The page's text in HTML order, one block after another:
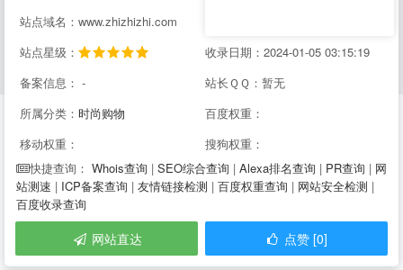
站点域名：www.zhizhizhi.com
站点星级：
收录日期：2024-01-05 03:15:19
备案信息： -
站长ＱＱ：暂无
所属分类： 时尚购物
百度权重：
移动权重：
搜狗权重：
快捷查询： Whois查询 | SEO综合查询 | Alexa排名查询 | PR查询 | 网
站测速 | ICP备案查询 | 友情链接检测 | 百度权重查询 | 网站安全检测 |
百度收录查询
网站直达 点赞 [0]